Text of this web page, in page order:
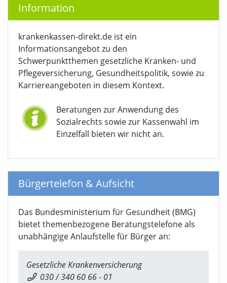
Information
krankenkassen-direkt.de ist ein
Informationsangebot zu den
Schwerpunktthemen gesetzliche Kranken- und
Pflegeversicherung, Gesundheitspolitik, sowie zu
Karriereangeboten in diesem Kontext.
Beratungen zur Anwendung des
Sozialrechts sowie zur Kassenwahl im
Einzelfall bieten wir nicht an.
Bürgertelefon & Aufsicht
Das Bundesministerium für Gesundheit (BMG)
bietet themenbezogene Beratungstelefone als
unabhängige Anlaufstelle für Bürger an:
Gesetzliche Krankenversicherung
030 / 340 60 66 - 01